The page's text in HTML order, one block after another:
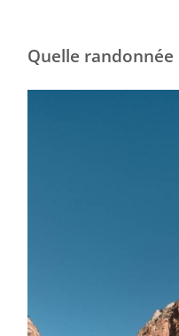
Quelle randonnée